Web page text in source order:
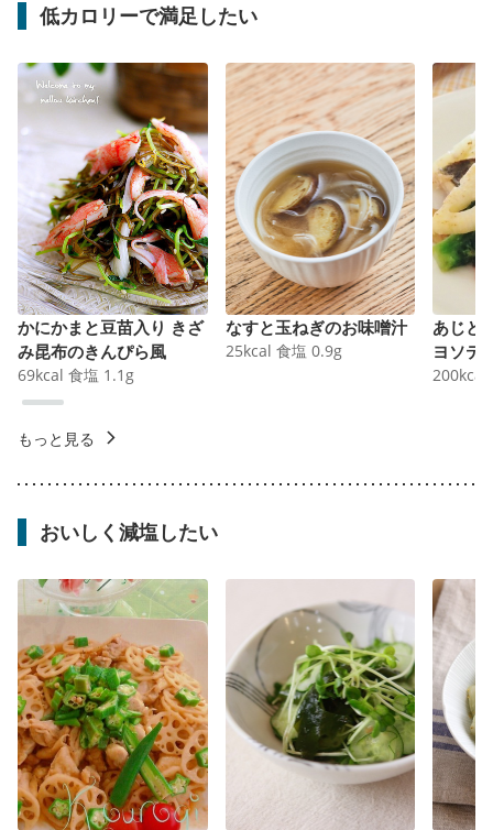
低カロリーで満足したい
かにかまと豆苗入り きざ
み昆布のきんぴら風
69kcal 食塩 1.1 g
なすと玉ねぎのお味噌汁
25kcal 食塩 0.9g
あじと
ヨソテ
200kcal
もっと見る
おいしく減塩したい